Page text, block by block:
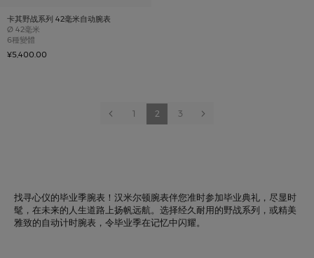
卡其野战系列 42毫米自动腕表
Ø Case size
42毫米
6種變體
¥5,400.00
PagePage
以前的Page
1
You're
2 Page
3
找寻心仪的毕业季腕表！汉米尔顿腕表伴您准时参加毕业典礼，尽显时
髦，在未来的人生道路上扬帆远航。选择经久耐用的野战系列，或精美
雅致的自动计时腕表，令毕业季在记忆中闪耀。